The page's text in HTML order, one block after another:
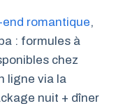
end romantique,
: formules à
chez
ligne via la
nuit + dîner